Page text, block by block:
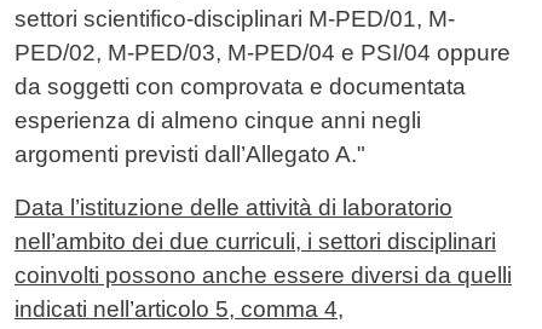
settori scientifico-disciplinari M-PED/01, M-
PED/02, M-PED/03, M-PED/04 e PSI/04 oppure
da soggetti con comprovata e documentata
esperienza di almeno cinque anni negli
argomenti previsti dall’Allegato A."
Data l’istituzione delle attività di laboratorio
nell’ambito dei due curriculi, i settori disciplinari
coinvolti possono anche essere diversi da quelli
indicati nell’articolo 5, comma 4,